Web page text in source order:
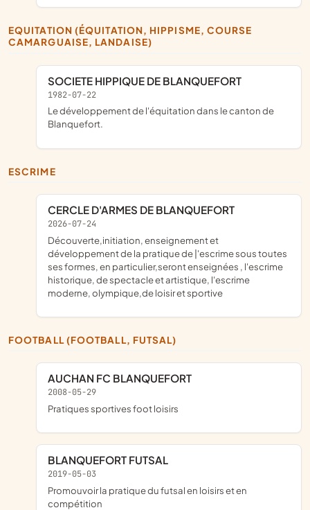
EQUITATION (ÉQUITATION, HIPPISME, COURSE
CAMARGUAISE, LANDAISE)
SOCIETE HIPPIQUE DE BLANQUEFORT
1982-07-22
Le développement de l'équitation dans le canton de
Blanquefort.
ESCRIME
CERCLE D'ARMES DE BLANQUEFORT
2026-07-24
découverte,initiation, enseignement et
développement de la pratique de |'escrime sous toutes
ses formes, en particulier,seront enseignées , l'escrime
historique, de spectacle et artistique, l'escrime
moderne, olympique,de loisir et sportive
FOOTBALL (FOOTBALL, FUTSAL)
AUCHAN FC BLANQUEFORT
2008-05-29
pratiques sportives foot loisirs
BLANQUEFORT FUTSAL
2019-05-03
promouvoir la pratique du futsal en loisirs et en
compétition